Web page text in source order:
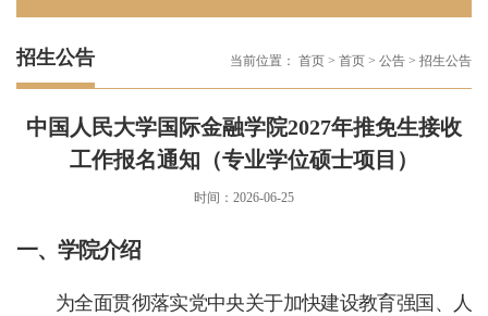
招生公告 当前位置： 首页 > 首页 > 公告 > 招生公告
中国人民大学国际金融学院2027年推免生接收
工作报名通知（专业学位硕士项目）
时间：2026-06-25
一、学院介绍
为全面贯彻落实党中央关于加快建设教育强国、人